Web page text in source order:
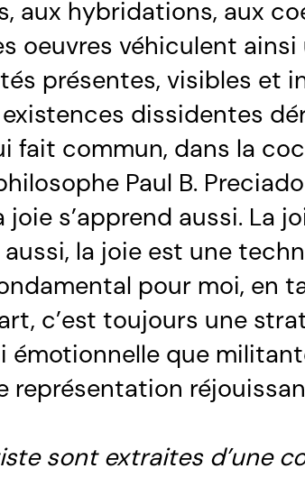
aux hybridations, aux
oeuvres véhiculent
présentes, visibles et
dissidentes
fait commun, dans la
Paul B.
joie s’apprend aussi. La
la joie est une
pour moi, en
c’est toujours une
émotionnelle que
représentation
sont extraites d’une